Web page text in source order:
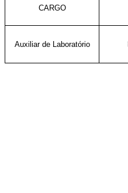
CARGO
Auxiliar de Laboratório